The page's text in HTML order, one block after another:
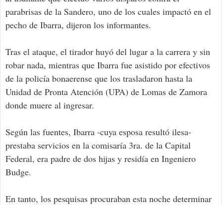
parabrisas de la Sandero, uno de los cuales impactó en el
pecho de Ibarra, dijeron los informantes.
Tras el ataque, el tirador huyó del lugar a la carrera y sin
robar nada, mientras que Ibarra fue asistido por efectivos
de la policía bonaerense que los trasladaron hasta la
Unidad de Pronta Atención (UPA) de Lomas de Zamora
donde muere al ingresar.
Según las fuentes, Ibarra -cuya esposa resultó ilesa-
prestaba servicios en la comisaría 3ra. de la Capital
Federal, era padre de dos hijas y residía en Ingeniero
Budge.
En tanto, los pesquisas procuraban esta noche determinar